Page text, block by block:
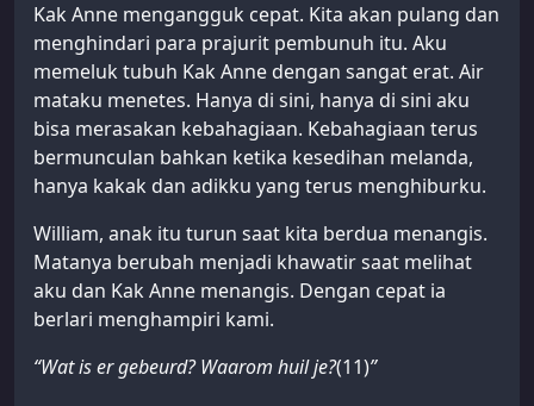
Kak Anne mengangguk cepat. Kita akan pulang dan
menghindari para prajurit pembunuh itu. Aku
memeluk tubuh Kak Anne dengan sangat erat. Air
mataku menetes. Hanya di sini, hanya di sini aku
bisa merasakan kebahagiaan. Kebahagiaan terus
bermunculan bahkan ketika kesedihan melanda,
hanya kakak dan adikku yang terus menghiburku.
William, anak itu turun saat kita berdua menangis.
Matanya berubah menjadi khawatir saat melihat
aku dan Kak Anne menangis. Dengan cepat ia
berlari menghampiri kami.
“Wat is er gebeurd? Waarom huil je?(11)”